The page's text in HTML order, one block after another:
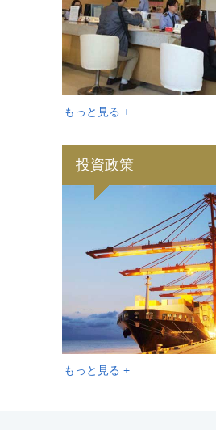
もっと見る +
投資政策
もっと見る +